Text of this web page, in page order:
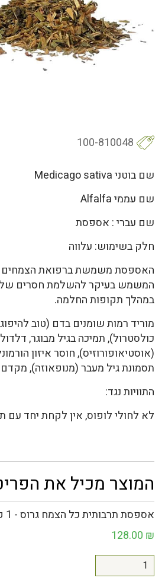
100-810048
שם בוטני Medicago sativa
שם עממי Alfalfa
שם עברי : אספסת
חלק בשימוש: עלווה
האספסת משמשת ברפואת הצמחים
המשמש בעיקר להשלמת חסרים של
במהלך תקופות החלמה.
מוריד רמות שומנים בדם (טוב
כולסטרול), תמיכה בגיל מבוגר,
(אוסטיאופורוזיס), חוסר איזון
תסמונת גיל מעבר (מנופאוזה),
התוויות נגד:
לא לחולי לופוס, אין לקחת יחד עם
המוצר מכיל את
אספסת תרבותית כל הצמח גרוס - 1 ק"ג
128.00 ₪